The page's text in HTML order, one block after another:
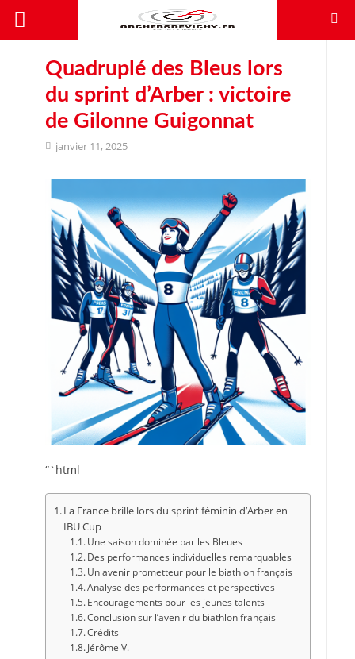
Quadruplé des Bleus lors
du sprint d’Arber : victoire
de Gilonne Guigonnat
janvier 11, 2025
“`html
La France brille lors du sprint féminin d’Arber en
IBU Cup
Une saison dominée par les Bleues
Des performances individuelles remarquables
Un avenir prometteur pour le biathlon français
Analyse des performances et perspectives
Encouragements pour les jeunes talents
Conclusion sur l’avenir du biathlon français
Crédits
Jérôme V.